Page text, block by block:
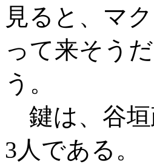
見ると、マ
って来そう
う。
鍵は、谷垣
3人である。